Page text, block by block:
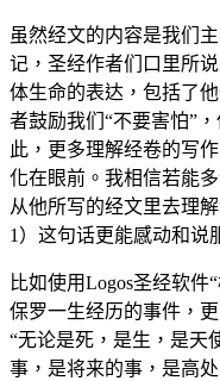
虽然经文的内容是我们
记，圣经作者们口里所
体生命的表达，包括了
者鼓励我们“不要害怕”
此，更多理解经卷的写
化在眼前。我相信若能
从他所写的经文里去理
1）这句话更能感动和说
比如使用Logos圣经软件
保罗一生经历的事件，
“无论是死，是生，是天
事，是将来的事，是高